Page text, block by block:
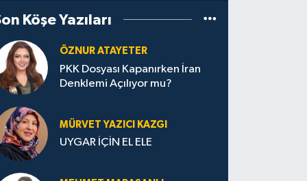
Köşe Yazıları
ÖZNUR ATAYETER
PKK Dosyası Kapanırken İran
Denklemi Açılıyor mu?
MÜRVET YAZICI KAZGI
UYGAR İÇİN EL ELE